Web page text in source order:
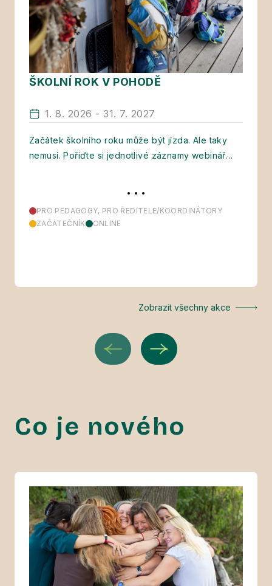
ŠKOLNÍ ROK V POHODĚ
1. 8. 2026 - 31. 7. 2027
Začátek školního roku může být jízda. Ale taky
nemusí. Pořiďte si jednotlivé záznamy webinářů
PRO PEDAGOGY, PRO ŘEDITELE/KOORDINÁTORY
ZAČÁTEČNÍK
ONLINE
Zobrazit všechny akce
Co je nového